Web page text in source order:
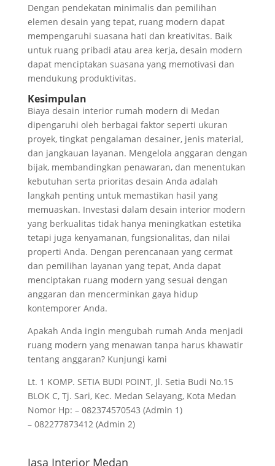
Dengan pendekatan minimalis dan pemilihan
elemen desain yang tepat, ruang modern dapat
mempengaruhi suasana hati dan kreativitas. Baik
untuk ruang pribadi atau area kerja, desain modern
dapat menciptakan suasana yang memotivasi dan
mendukung produktivitas.
Kesimpulan
Biaya desain interior rumah modern di Medan
dipengaruhi oleh berbagai faktor seperti ukuran
proyek, tingkat pengalaman desainer, jenis material,
dan jangkauan layanan. Mengelola anggaran dengan
bijak, membandingkan penawaran, dan menentukan
kebutuhan serta prioritas desain Anda adalah
langkah penting untuk memastikan hasil yang
memuaskan. Investasi dalam desain interior modern
yang berkualitas tidak hanya meningkatkan estetika
tetapi juga kenyamanan, fungsionalitas, dan nilai
properti Anda. Dengan perencanaan yang cermat
dan pemilihan layanan yang tepat, Anda dapat
menciptakan ruang modern yang sesuai dengan
anggaran dan mencerminkan gaya hidup
kontemporer Anda.
Apakah Anda ingin mengubah rumah Anda menjadi
ruang modern yang menawan tanpa harus khawatir
tentang anggaran? Kunjungi kami
Lt. 1 KOMP. SETIA BUDI POINT, Jl. Setia Budi No.15
BLOK C, Tj. Sari, Kec. Medan Selayang, Kota Medan
Nomor Hp: – 082374570543 (Admin 1)
– 082277873412 (Admin 2)
Jasa Interior Medan